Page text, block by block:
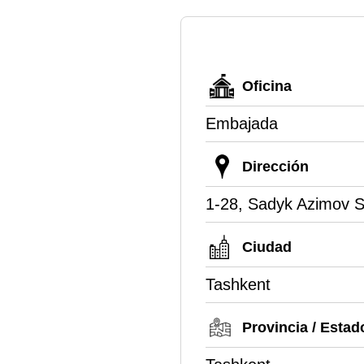
Oficina
Embajada
Dirección
1-28, Sadyk Azimov
Ciudad
Tashkent
Provincia /